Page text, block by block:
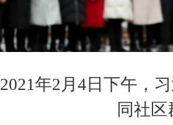
2021年2月4日下午，
同社